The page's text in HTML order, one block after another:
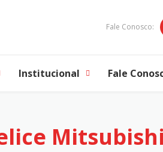
Fale Conosco:
Institucional Fale
Mitsubishi